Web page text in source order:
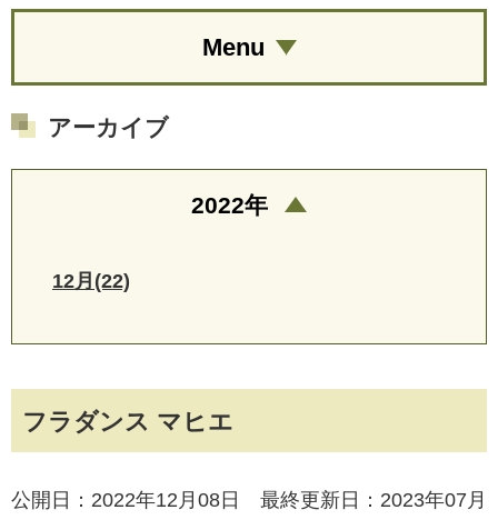
フラダンス マヒエ
公開日：2022年12月08日 最終更新日：2023年07月
Menu
アーカイブ
2022年
12月(22)